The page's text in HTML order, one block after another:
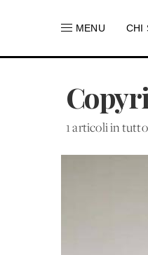
MENU CHI
1 articoli in tutto